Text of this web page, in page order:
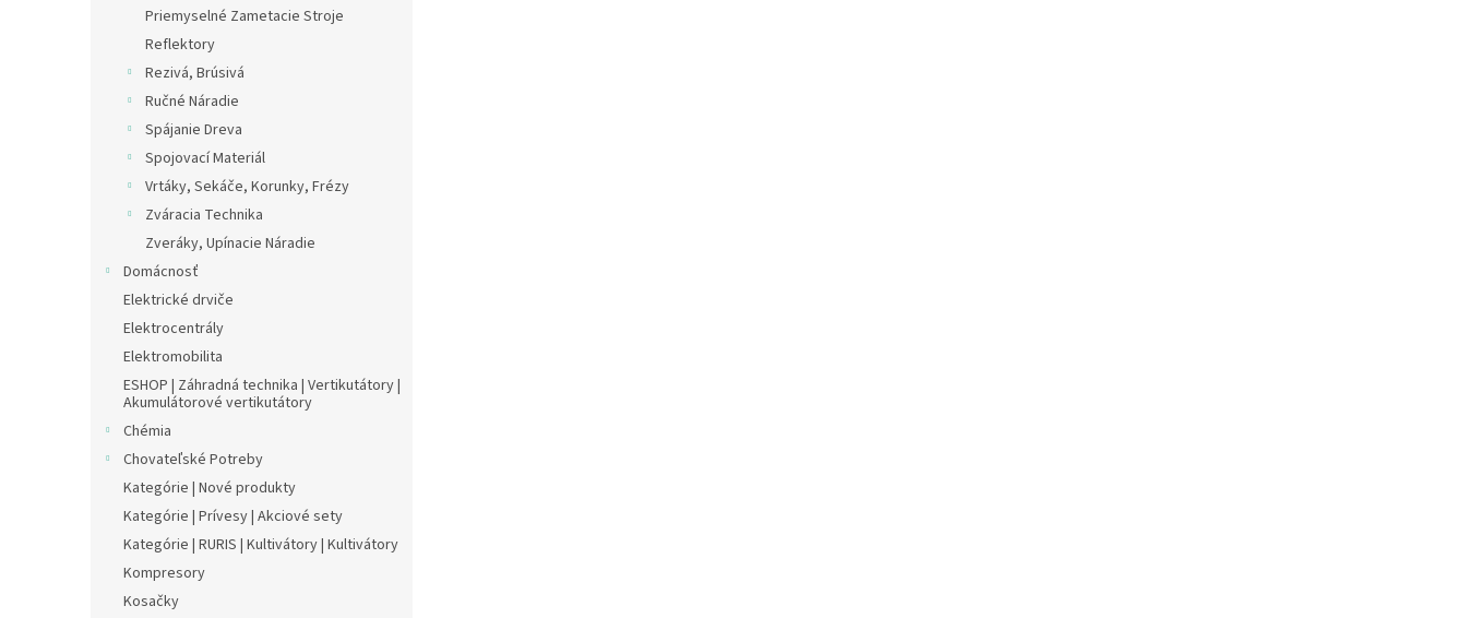
Priemyselné Zametacie Stroje
Reflektory
Rezivá, Brúsivá
Ručné Náradie
Spájanie Dreva
Spojovací Materiál
Vrtáky, Sekáče, Korunky, Frézy
Zváracia Technika
Zveráky, Upínacie Náradie
Domácnosť
Elektrické drviče
Elektrocentrály
Elektromobilita
ESHOP | Záhradná technika | Vertikutátory |
Akumulátorové vertikutátory
Chémia
Chovateľské Potreby
Kategórie | Nové produkty
Kategórie | Prívesy | Akciové sety
Kategórie | RURIS | Kultivátory | Kultivátory
Kompresory
Kosačky